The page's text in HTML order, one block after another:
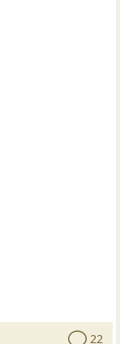
22